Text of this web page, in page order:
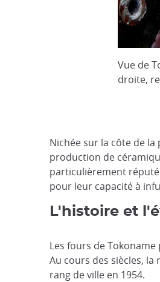
Vue de
droite,
Nichée sur la côte de
production de
particulièrement
pour leur capacité à
L'histoire et
Les fours de
Au cours des siècles,
rang de ville en 1954.